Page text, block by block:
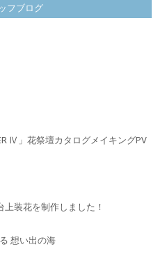
フブログ
Ⅳ」花祭壇カタログメイキングPV
装花を制作しました！
想い出の海